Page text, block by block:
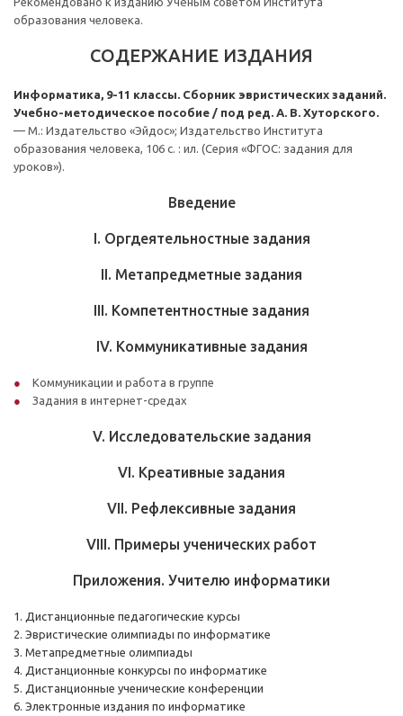
образования человека.
СОДЕРЖАНИЕ ИЗДАНИЯ
Информатика, 9-11 классы. Сборник эвристических заданий.
Учебно-методическое пособие / под ред. А. В. Хуторского.
— М.: Издательство «Эйдос»; Издательство Института
образования человека, 106 с. : ил. (Серия «ФГОС: задания для
уроков»).
Введение
I. Оргдеятельностные задания
II. Метапредметные задания
III. Компетентностные задания
IV. Коммуникативные задания
Коммуникации и работа в группе
Задания в интернет-средах
V. Исследовательские задания
VI. Креативные задания
VII. Рефлексивные задания
VIII. Примеры ученических работ
Приложения. Учителю информатики
1. Дистанционные педагогические курсы
2. Эвристические олимпиады по информатике
3. Метапредметные олимпиады
4. Дистанционные конкурсы по информатике
5. Дистанционные ученические конференции
6. Электронные издания по информатике